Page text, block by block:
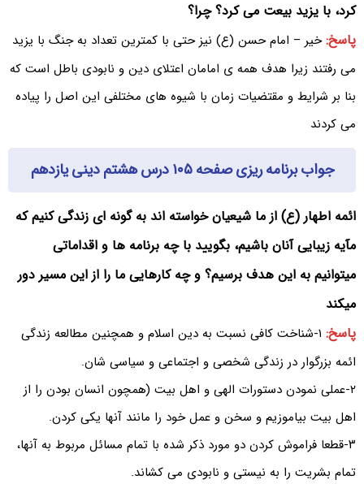
کرد، با یزید بیعت می کرد؟ چرا؟
پاسخ:خیر – امام حسن (ع) نیز حتی با کمترین تعداد به جنگ با یزید
می رفتند زیرا هدف همه ی امامان اعتلای دین و نابودی باطل است که
بنا بر شرایط و مقتضیات زمان با شیوه های مختلفی این اصل را پیاده
می کردند
جواب برنامه ریزی صفحه ۱۰۵ درس هشتم دینی یازدهم
ائمه اطهار (ع) از ما شیعیان خواسته اند به گونه ای زندگی کنیم که
مآیه زیبایی آنان باشیم، بگویید با چه برنامه ها و اقداماتی
میتوانیم به این هدف برسیم؟ و چه کارهایی ما را از این مسیر دور
میکند
پاسخ: ۱-شناخت کافی نسبت به دین اسلام و همچنین مطالعه زندگی
ائمه بزرگوار در زندگی شخصی و اجتماعی و سیاسی شان.
۲-عملی نمودن دستورات الهی و اهل بیت (همچون انسان بودن را از
اهل بیت بیاموزیم و سخن و عمل خود را مانند آنها یکی کردن.
۳-قطعا فراموش کردن دو مورد ذکر شده با تمام مسائل مربوط به آنها،
تمام بشریت را به نیستی و نابودی می کشاند.